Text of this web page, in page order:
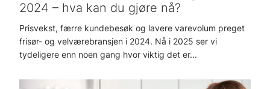
2024 – hva kan du gjøre nå?
Prisvekst, færre kundebesøk og lavere varevolum preget
frisør- og velværebransjen i 2024. Nå i 2025 ser vi
tydeligere enn noen gang hvor viktig det er...